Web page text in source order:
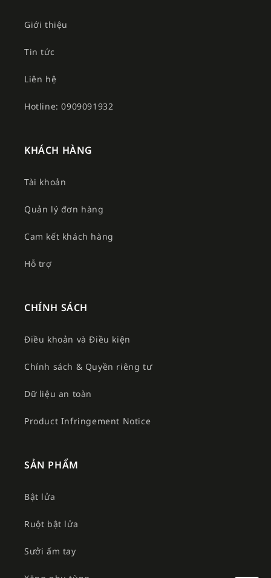
Giới thiệu
Tin tức
Liên hệ
Hotline: 0909091932
KHÁCH HÀNG
Tài khoản
Quản lý đơn hàng
Cam kết khách hàng
Hỗ trợ
CHÍNH SÁCH
Điều khoản và Điều kiện
Chính sách & Quyền riêng tư
Dữ liệu an toàn
Product Infringement Notice
SẢN PHẨM
Bật lửa
Ruột bật lửa
Sưởi ấm tay